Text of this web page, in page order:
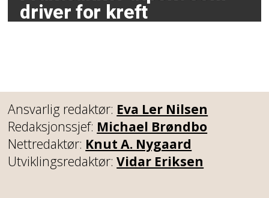
driver for kreft
Ansvarlig redaktør: Eva Ler Nilsen
Redaksjonssjef: Michael Brøndbo
Nettredaktør: Knut A. Nygaard
Utviklingsredaktør:Vidar Eriksen